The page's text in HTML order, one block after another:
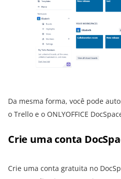
Da mesma forma, você pode
o Trello e o ONLYOFFICE
Crie uma conta
Crie uma conta gratuita no